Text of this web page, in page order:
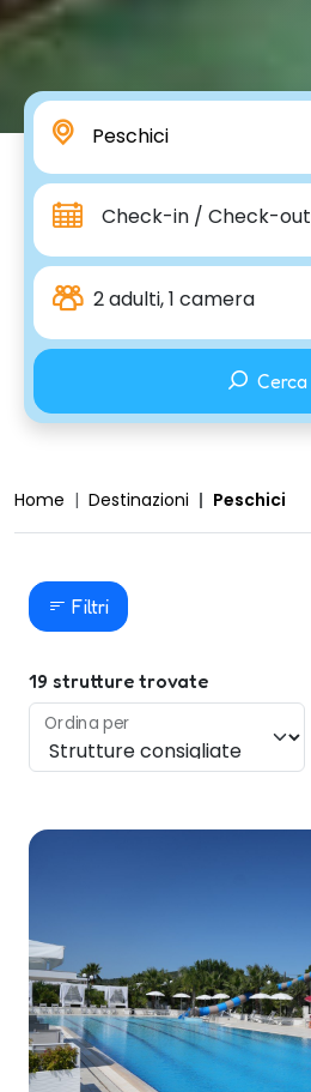
Peschici
Check-in / Check-out
2 adulti, 1 camera
Cerca
Home Destinazioni Peschici
Filtri
19 strutture trovate
Ordina per